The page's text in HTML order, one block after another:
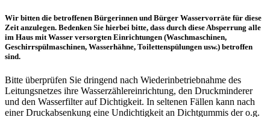
Wir bitten die betroffenen Bürgerinnen und Bürger Wasservorräte für diese
Zeit anzulegen. Bedenken Sie hierbei bitte, dass durch diese Absperrung alle
im Haus mit Wasser versorgten Einrichtungen (Waschmaschinen,
Geschirrspülmaschinen, Wasserhähne, Toilettenspülungen usw.) betroffen
sind.
Bitte überprüfen Sie dringend nach Wiederinbetriebnahme des
Leitungsnetzes ihre Wasserzählereinrichtung, den Druckminderer
und den Wasserfilter auf Dichtigkeit. In seltenen Fällen kann nach
einer Druckabsenkung eine Undichtigkeit an Dichtgummis der o.g.